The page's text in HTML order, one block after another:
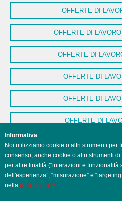
OFFERTE DI
OFFERTE DI
OFFERTE DI
OFFERTE DI
OFFERTE DI
OFFERTE DI
OFFERTE DI
OFFERTE DI
Informativa
Noi utilizziamo cookie o altri strumenti per
consenso, anche cookie o altri strumenti
per altre finalità (“interazioni e funzionalità
dell'esperienza”, “misurazione” e
nella cookie policy.